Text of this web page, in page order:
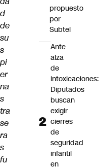
d
de
su
s
pi
er
na
s
tra
se
ra
s
fu
propuesto
por
Subtel
Ante
alza
de
intoxicaciones:
Diputados
buscan
exigir
cierres
de
seguridad
infantil
en